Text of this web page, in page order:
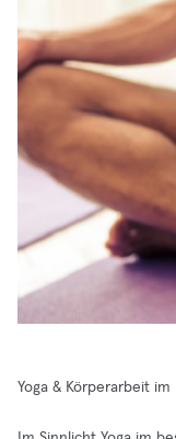
Yoga & Körperarbeit